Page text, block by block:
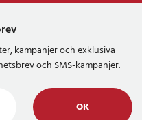
kampanjer och exklusiva
och SMS-kampanjer.
OK